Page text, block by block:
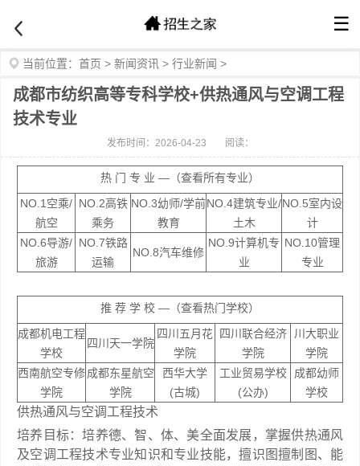
☰
当前位置： 首页 > 新闻资讯 > 行业新闻 >
成都市纺织高等专科学校+供热通风与空调工程
技术专业
发布时间：2026-04-23 阅读：
热 门 专 业 —（查看所有专业）
NO.1空乘/
航空
NO.2高铁
乘务
NO.3幼师/学前
教育
NO.4建筑专业/
土木
NO.5室内设
计
NO.6导游/
旅游
NO.7铁路
运输
NO.8汽车维修
NO.9计算机专
业
NO.10管理
专业
推 荐 学 校 —（查看热门学校）
成都机电工程
学校
四川天一学院
四川五月花
学院
四川联合经济
学院
川大职业
学院
西南航空专修
学院
成都东星航空
学院
西华大学
(古城)
工业贸易学校
(公办)
成都幼师
学校
供热通风与空调工程技术
培养目标：培养德、智、体、美全面发展，掌握供热通风
及空调工程技术专业知识和专业技能，擅识图擅制图、能